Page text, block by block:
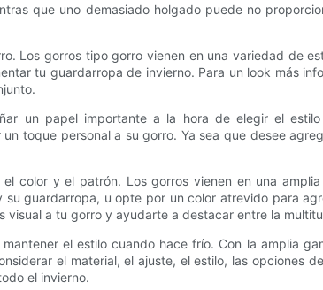
que uno demasiado holgado puede no
Los gorros tipo gorro vienen en una variedad de
tu guardarropa de invierno. Para un look más
un papel importante a la hora de elegir el
toque personal a su gorro. Ya sea que desee
color y el patrón. Los gorros vienen en una
guardarropa, u opte por un color atrevido para
a tu gorro y ayudarte a destacar entre la
el estilo cuando hace frío. Con la amplia
el material, el ajuste, el estilo, las opciones
el invierno.